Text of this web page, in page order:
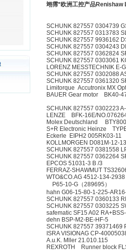
翊霈*欧洲工控产品Renishaw
SCHUNK 827557 0304739
SCHUNK 827557 0313783
SCHUNK 827557 9936162
SCHUNK 827557 0304243
SCHUNK 827557 0362824
SCHUNK 827557 0303061
LORENZ MESSTECHNIK E-
SCHUNK 827557 0302088
SCHUNK 827557 0361320
Limitorque Accutronix
BAUER Gear motor
SCHUNK 827557 0302223
LENZE BFK-16E/
Molex Deutschland
S+R Electronic
Eckerle EIPH2 005RK03-11
KOLLMORGEN D081M-12-
SCHUNK 827557 0381558
SCHUNK 827557 0362264
EPCOS 51031-3 B /3
FERRAZ-SHAWMUT
WTO&CO.AG 4512-134-2938
P65-10-G
hahn G06-15-80-1-225-
SCHUNK 827557 0360133
SCHUNK 827557 0303225
safematic SF15 A02
dehn BSP-M2-BE-
SCHUNK 827557 39371469
ISRA VISIONAG CP-
A.u.K. Mller 21.010.115
REXROTH Runner